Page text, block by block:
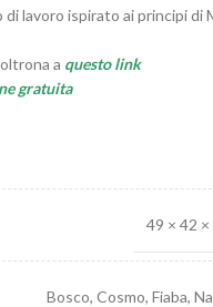
di lavoro ispirato ai principi di
a questo link
gratuita
49 × 42 ×
Bosco, Cosmo, Fiaba,